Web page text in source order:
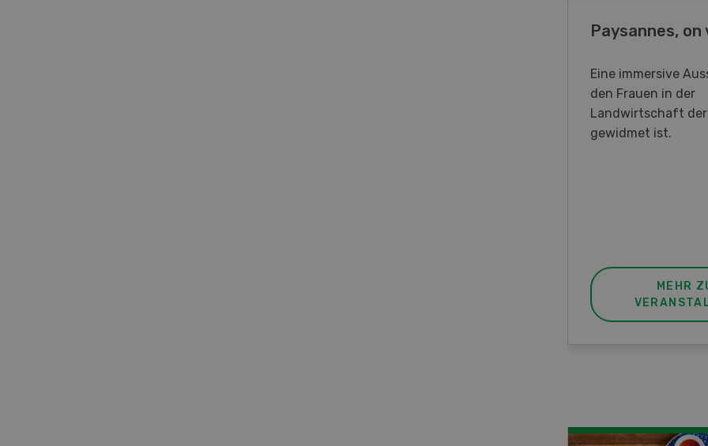
Paysannes, on
Eine immersive
den Frauen in der
Landwirtschaft
gewidmet ist.
MEHR